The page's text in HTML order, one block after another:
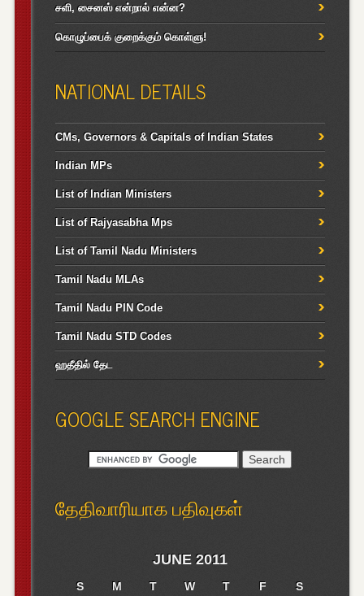
சளி, சைனஸ் என்றால் என்ன?
கொழுப்பைக் குறைக்கும் கொள்ளு!
NATIONAL DETAILS
CMs, Governors & Capitals of Indian States
Indian MPs
List of Indian Ministers
List of Rajyasabha Mps
List of Tamil Nadu Ministers
Tamil Nadu MLAs
Tamil Nadu PIN Code
Tamil Nadu STD Codes
ஹதீதில் தேட
GOOGLE SEARCH ENGINE
தேதிவாரியாக பதிவுகள்
JUNE 2011
S M T W T F
S